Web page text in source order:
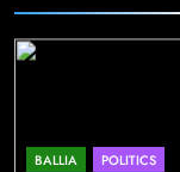
BALLIA POLITICS